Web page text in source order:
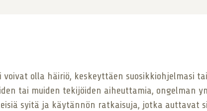
voivat olla häiriö, keskeyttäen suosikkiohjelmasi
tai muiden tekijöiden aiheuttamia, ongelman
syitä ja käytännön ratkaisuja, jotka auttavat